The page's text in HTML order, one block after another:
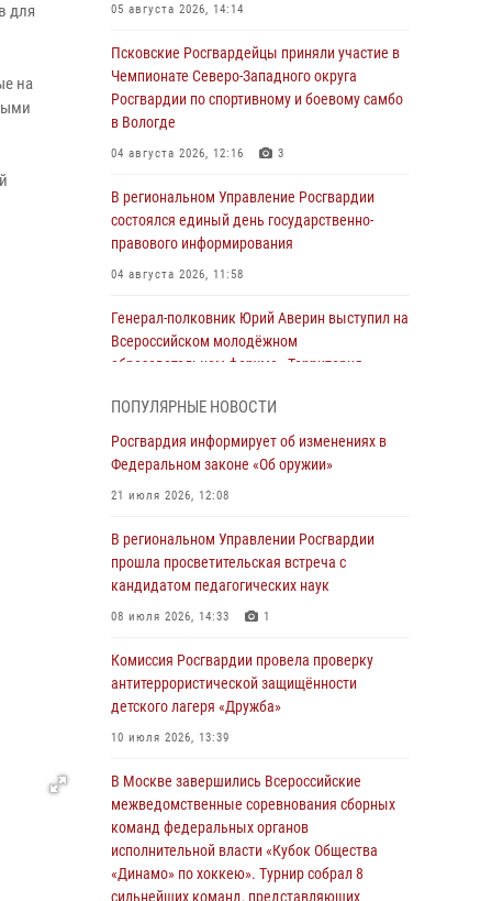
для
на
05 августа 2026, 14:14
Псковские Росгвардейцы приняли участие в
Чемпионате Северо-Западного округа
Росгвардии по спортивному и боевому самбо
в Вологде
04 августа 2026, 12:16 3
В региональном Управление Росгвардии
состоялся единый день государственно-
правового информирования
04 августа 2026, 11:58
Генерал-полковник Юрий Аверин выступил на
Всероссийском молодёжном
образовательном форуме «Территория
21 единицу оружия изъяли Псковские
Росгвардейцы принимают участие в
обеспечении общественной безопасности во
время празднования Дня ВДВ
За минувшие сутки Псковские росгвардейцы
выезжали два раза на улицу Труда
31 июля 2026, 13:53
В Санкт-Петербурге прошел окружной этап
ежегодного Всероссийского конкурса
профессионального мастерства среди
сотрудников вневедомственной охраны
Росгвардии, Псковские Росгвардейцы
одержали победу
ПОПУЛЯРНЫЕ НОВОСТИ
Росгвардия информирует об изменениях в
Федеральном законе «Об оружии»
21 июля 2026, 12:08
В региональном Управлении Росгвардии
прошла просветительская встреча с
кандидатом педагогических наук
08 июля 2026, 14:33 1
Комиссия Росгвардии провела проверку
антитеррористической защищённости
детского лагеря «Дружба»
10 июля 2026, 13:39
В Москве завершились Всероссийские
межведомственные соревнования сборных
команд федеральных органов
исполнительной власти «Кубок Общества
«Динамо» по хоккею». Турнир собрал 8
сильнейших команд, представляющих